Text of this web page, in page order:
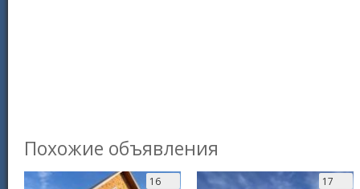
Похожие объявления
16 17